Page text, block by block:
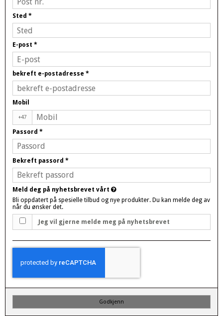
Sted *
E-post *
bekreft e-postadresse *
Mobil
+47
Passord *
Bekreft passord *
Meld deg på nyhetsbrevet vårt
Bli oppdatert på spesielle tilbud og nye produkter. Du kan melde deg av
når du ønsker det.
Jeg vil gjerne melde meg på nyhetsbrevet
Godkjenn